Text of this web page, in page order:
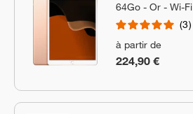
64Go - Or - Wi-Fi
3
à partir de
224,90 €